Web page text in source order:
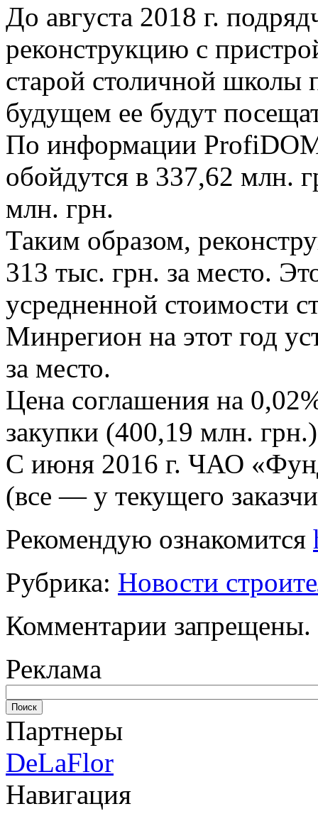
Дo aвгустa 2018 г.
реконструкцию с
старой столичной школы
будущем ее будут
По информации
обойдутся в 337,62 млн.
млн. грн.
Таким образом,
313 тыс. грн. за место.
усредненной стоимости
Минрегион на этот год
за место.
Цена соглашения на
закупки (400,19 млн.
С июня 2016 г. ЧАО
(все — у текущего
Рекомендую ознакомится
Рубрика: Новости
Комментарии запрещены.
Реклама
Партнеры
DeLaFlor
Навигация